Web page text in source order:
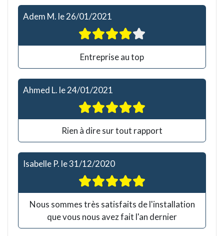
Adem M. le26/01/2021
Entreprise au top
Ahmed L. le24/01/2021
Rien à dire sur tout rapport
Isabelle P. le31/12/2020
Nous sommes très satisfaits de l'installation
que vous nous avez fait l'an dernier